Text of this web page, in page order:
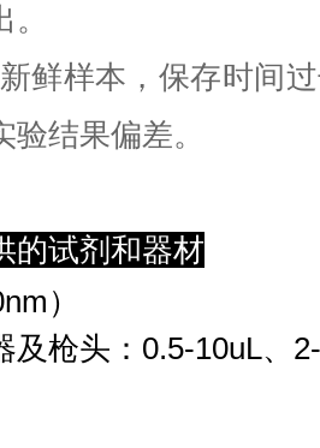
鲜样本，保存时间
结果偏差。
的试剂和器材
）
及枪头：0.5-10uL、